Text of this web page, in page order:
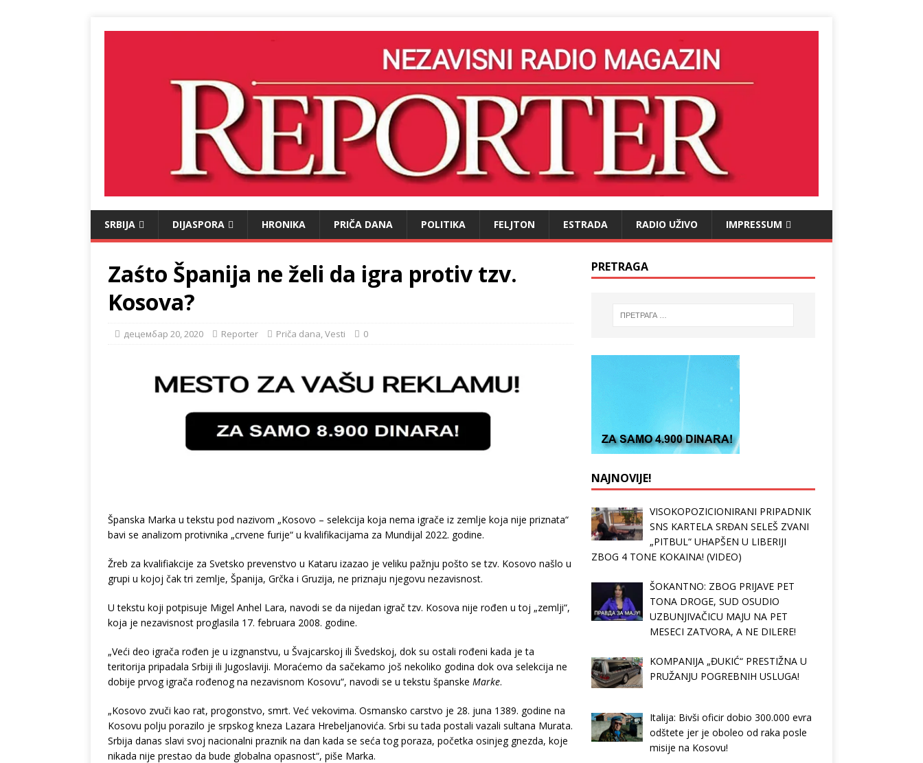
SRBIJA DIJASPORA HRONIKA PRIČA DANA POLITIKA FELJTON ESTRADA RADIO UŽIVO IMPRESSUM
Zaśto Španija ne želi da igra protiv tzv.
Kosova?
децембар 20, 2020 Reporter Priča dana,Vesti 0
Španska Marka u tekstu pod nazivom „Kosovo – selekcija koja nema igrače iz zemlje koja nije priznata“
bavi se analizom protivnika „crvene furije“ u kvalifikacijama za Mundijal 2022. godine.
Žreb za kvalifiakcije za Svetsko prevenstvo u Kataru izazao je veliku pažnju pošto se tzv. Kosovo našlo u
grupi u kojoj čak tri zemlje, Španija, Grčka i Gruzija, ne priznaju njegovu nezavisnost.
U tekstu koji potpisuje Migel Anhel Lara, navodi se da nijedan igrač tzv. Kosova nije rođen u toj „zemlji“,
koja je nezavisnost proglasila 17. februara 2008. godine.
„Veći deo igrača rođen je u izgnanstvu, u Švajcarskoj ili Švedskoj, dok su ostali rođeni kada je ta
teritorija pripadala Srbiji ili Jugoslaviji. Moraćemo da sačekamo još nekoliko godina dok ova selekcija ne
dobije prvog igrača rođenog na nezavisnom Kosovu“, navodi se u tekstu španske Marke.
„Kosovo zvuči kao rat, progonstvo, smrt. Već vekovima. Osmansko carstvo je 28. juna 1389. godine na
Kosovu polju porazilo je srpskog kneza Lazara Hrebeljanovića. Srbi su tada postali vazali sultana Murata.
Srbija danas slavi svoj nacionalni praznik na dan kada se seća tog poraza, početka osinjeg gnezda, koje
nikada nije prestao da bude globalna opasnost“, piše Marka.
PRETRAGA
NAJNOVIJE!
VISOKOPOZICIONIRANI PRIPADNIK
SNS KARTELA SRĐAN SELEŠ ZVANI
„PITBUL“ UHAPŠEN U LIBERIJI
ZBOG 4 TONE KOKAINA! (VIDEO)
ŠOKANTNO: ZBOG PRIJAVE PET
TONA DROGE, SUD OSUDIO
UZBUNJIVAČICU MAJU NA PET
MESECI ZATVORA, A NE DILERE!
KOMPANIJA „ĐUKIĆ“ PRESTIŽNA U
PRUŽANJU POGREBNIH USLUGA!
Italija: Bivši oficir dobio 300.000 evra
odštete jer je oboleo od raka posle
misije na Kosovu!